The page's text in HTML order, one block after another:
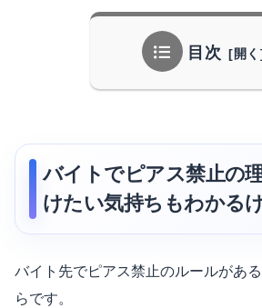
目次
バイトでピアス禁止の
けたい気持ちもわかる
バイト先でピアス禁止のルールがあ
らです。